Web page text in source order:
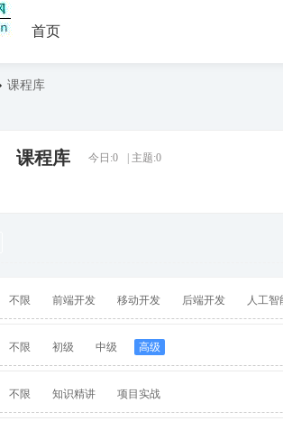
首页
课程库
课程库 今日:0 主题:0
不限 前端开发 移动开发 后端开发 人工智
不限 初级 中级 高级
不限 知识精讲 项目实战